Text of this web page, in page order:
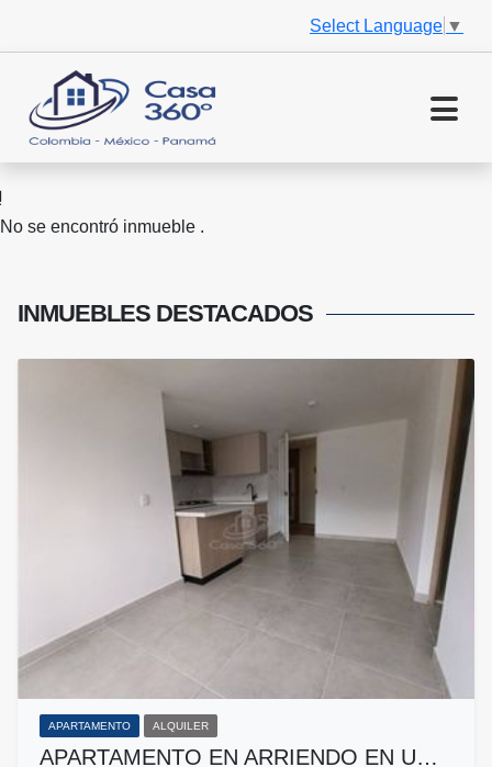
Select Language ▼
No se encontró inmueble .
INMUEBLES DESTACADOS
APARTAMENTO ALQUILER
APARTAMENTO EN ARRIENDO EN U…